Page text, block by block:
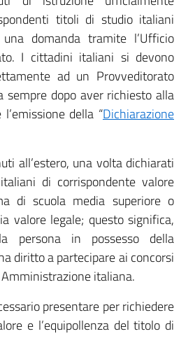
titoli di studio italiani
domanda tramite l’Ufficio
I cittadini italiani si devono
ad un Provveditorato
sempre dopo aver richiesto alla
della “Dichiarazione
all’estero, una volta dichiarati
di corrispondente valore
di scuola media superiore o
valore legale; questo significa,
persona in possesso della
diritto a partecipare ai concorsi
italiana.
presentare per richiedere
e l’equipollenza del titolo di